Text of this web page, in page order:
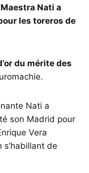
Maestra Nati a
les toreros de
du mérite des
Nati a
son Madrid pour
Vera
de